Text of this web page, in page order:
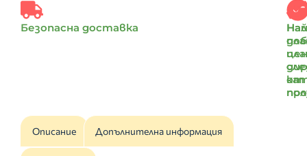
Безопасна доставка
от
Описание Допълнителна информация